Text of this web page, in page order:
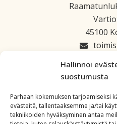
Hallinnoi
suostumusta
Parhaan kokemuksen tarjoamiseksi
evästeitä, tallentaaksemme ja/tai
tekniikoiden hyväksyminen antaa
45100